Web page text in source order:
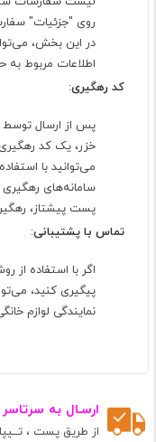
روی "جزئیات"
در این بخش،
اطلاعات مربوط به
کد رهگیری:
پس از ارسال توسط
خزر، یک کد
می‌توانید با
سامانه‌های
پست پیشتاز،
تماس با پشتیبانی:
اگر با استفاده از
پیگیری کنید،
نمایندگی لوازم
ارسـال به سرتاسر
از طریق پست ،